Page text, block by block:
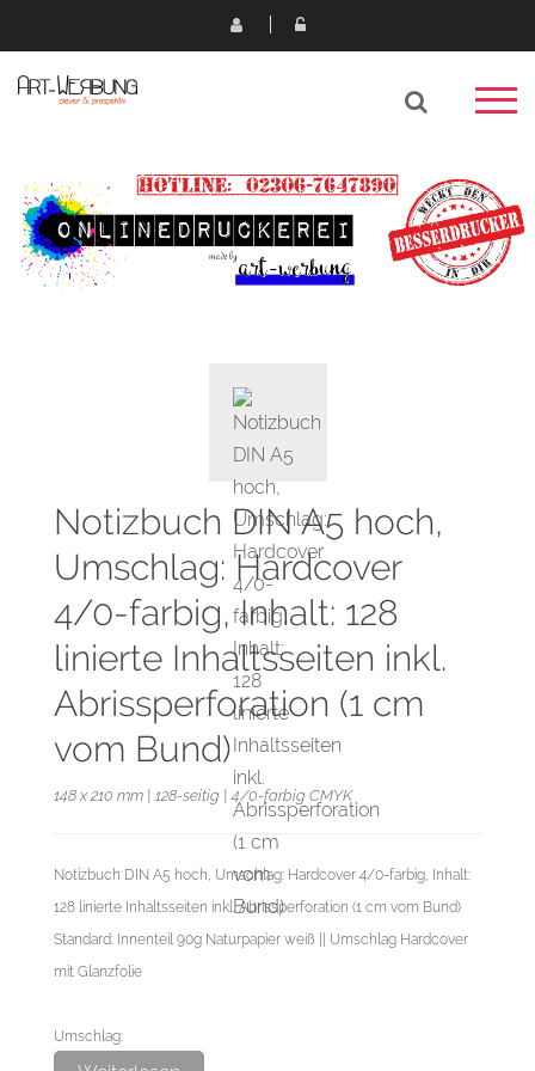
Notizbuch DIN A5 hoch,
Umschlag: Hardcover
4/0-farbig, Inhalt: 128
linierte Inhaltsseiten inkl.
Abrissperforation (1 cm
vom Bund)
148 x 210 mm | 128-seitig | 4/0-farbig CMYK
Notizbuch DIN A5 hoch, Umschlag: Hardcover 4/0-farbig, Inhalt:
128 linierte Inhaltsseiten inkl. Abrissperforation (1 cm vom Bund)
Standard: Innenteil 90g Naturpapier weiß || Umschlag Hardcover
mit Glanzfolie
Umschlag: